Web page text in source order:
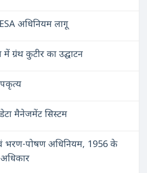
अधिनियम लागू
में ग्रंथ कुटीर का उद्घाटन
मैनेजमेंट सिस्टम
भरण-पोषण अधिनियम, 1956 के